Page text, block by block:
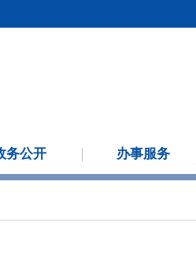
务公开 办事服务